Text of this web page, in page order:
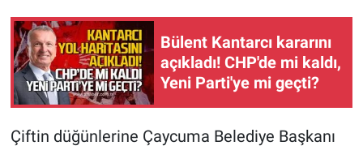
Bülent Kantarcı kararını
açıkladı! CHP'de mi kaldı,
Yeni Parti'ye mi geçti?
Çiftin düğünlerine Çaycuma Belediye Başkanı